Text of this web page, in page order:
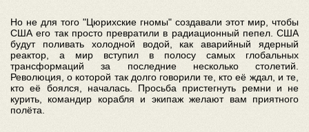
Но не для того "Цюрихские гномы" создавали этот мир, чтобы
США его так просто превратили в радиационный пепел. США
будут поливать холодной водой, как аварийный ядерный
реактор, а мир вступил в полосу самых глобальных
трансформаций за последние несколько столетий.
Революция, о которой так долго говорили те, кто её ждал, и те,
кто её боялся, началась. Просьба пристегнуть ремни и не
курить, командир корабля и экипаж желают вам приятного
полёта.